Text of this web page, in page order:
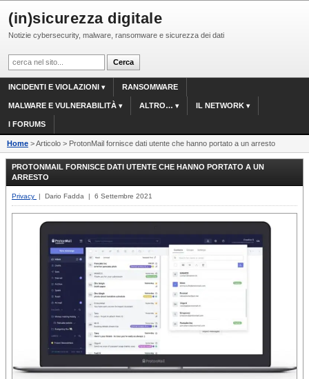
(in)sicurezza digitale
Notizie cybersecurity, malware, ransomware e sicurezza dei dati
INCIDENTI E VIOLAZIONI RANSOMWARE
MALWARE E VULNERABILITÀ ALTRO… IL NETWORK
I FORUMS
Home > Articolo > ProtonMail fornisce dati utente che hanno portato a un arresto
PROTONMAIL FORNISCE DATI UTENTE CHE HANNO PORTATO A UN
ARRESTO
Privacy | Dario Fadda | 6 Settembre 2021